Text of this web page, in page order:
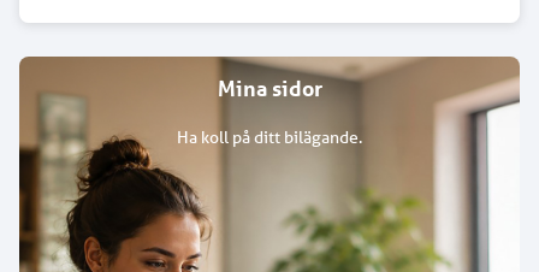
Mina sidor
Ha koll på ditt bilägande.